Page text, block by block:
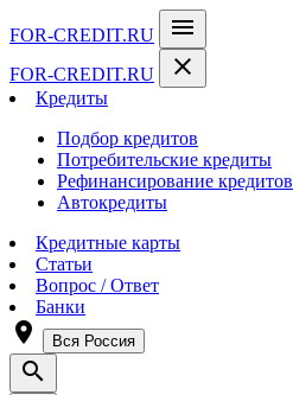
FOR-CREDIT.RU menu
FOR-CREDIT.RU close
Кредиты
Подбор кредитов
Потребительские кредиты
Рефинансирование кредитов
Автокредиты
Кредитные карты
Статьи
Вопрос / Ответ
Банки
room Вся Россия
search